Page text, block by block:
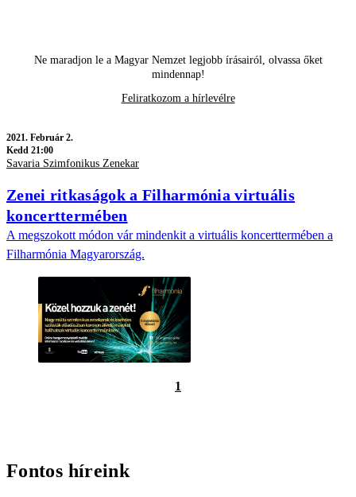
Ne maradjon le a Magyar Nemzet legjobb írásairól, olvassa őket
mindennap!
Feliratkozom a hírlevélre
2021. Február 2.
Kedd 21:00
Savaria Szimfonikus Zenekar
Zenei ritkaságok a Filharmónia virtuális
koncerttermében
A megszokott módon vár mindenkit a virtuális koncerttermében a
Filharmónia Magyarország.
1
Fontos híreink